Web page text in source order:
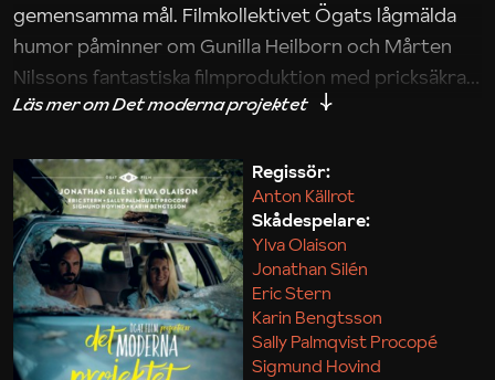
gemensamma mål. Filmkollektivet Ögats lågmälda
humor påminner om Gunilla Heilborn och Mårten
Nilssons fantastiska filmproduktion med pricksäkra
iakttagelser om hur svårt det kan vara att omsätta
Maja Kekonius
Regissör:
Anton Källrot
Skådespelare:
Ylva Olaison
Jonathan Silén
Eric Stern
Karin Bengtsson
Sally Palmqvist Procopé
Sigmund Hovind